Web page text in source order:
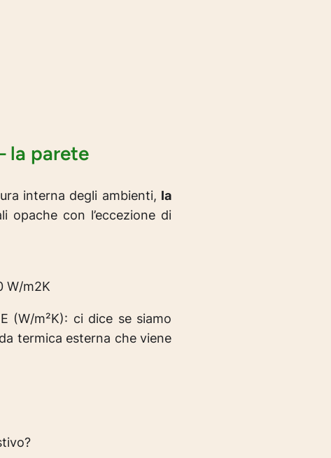
la parete
interna degli ambienti, la
opache con l’eccezione di
W/m2K
(W/m²K): ci dice se siamo
termica esterna che viene